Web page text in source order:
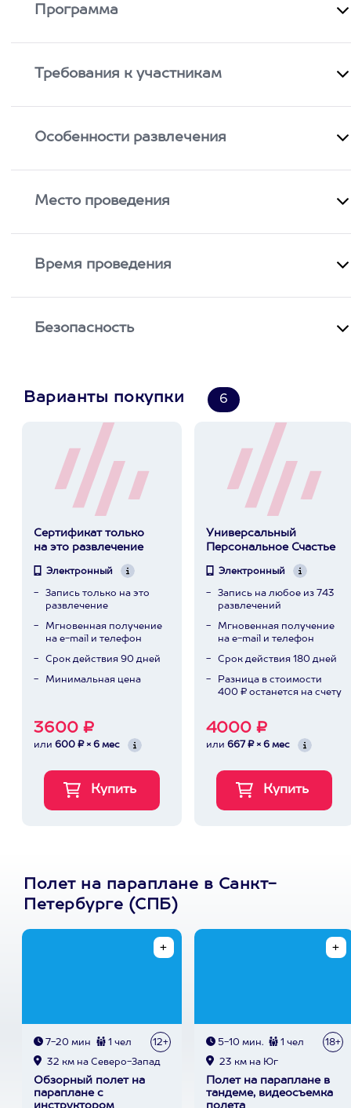
Программа
Требования к участникам
Особенности развлечения
Место проведения
Время проведения
Безопасность
Варианты покупки 6
Сертификат только
на это развлечение
Электронный
Запись только на это
развлечение
Мгновенная получение
на e-mail и телефон
Срок действия 90 дней
Минимальная цена
3600 ₽
или 600 ₽ × 6 мес
Универсальный
Персональное Счастье
Электронный
Запись на любое из 743
развлечений
Мгновенная получение
на e-mail и телефон
Срок действия 180 дней
Разница в стоимости
400 ₽ останется на счету
4000 ₽
или 667 ₽ × 6 мес
Полет на параплане в Санкт-
Петербурге (СПБ)
7-20 мин 1 чел 12+
32 км на Северо-Запад
Обзорный полет на
параплане с
инструктором
5-10 мин. 1 чел 18+
23 км на Юг
Полет на параплане в
тандеме, видеосъемка
полета